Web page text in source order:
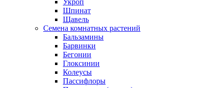
Укроп
Шпинат
Щавель
Семена комнатных растений
Бальзамины
Барвинки
Бегонии
Глоксинии
Колеусы
Пассифлоры